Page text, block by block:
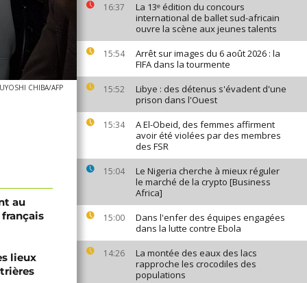
16:37
La 13ᵉ édition du concours
international de ballet sud-africain
ouvre la scène aux jeunes talents
15:54
Arrêt sur images du 6 août 2026 : la
FIFA dans la tourmente
15:52
Libye : des détenus s'évadent d'une
prison dans l'Ouest
15:34
A El-Obeid, des femmes affirment
avoir été violées par des membres
des FSR
15:04
Le Nigeria cherche à mieux réguler
le marché de la crypto [Business
Africa]
15:00
Dans l'enfer des équipes engagées
dans la lutte contre Ebola
14:26
La montée des eaux des lacs
rapproche les crocodiles des
populations
CHIBA/AFP
au
lieux